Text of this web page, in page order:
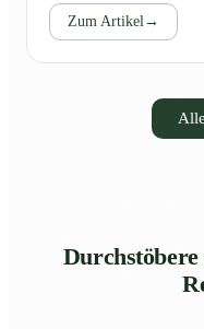
Zum Artikel→
Durchstöbere